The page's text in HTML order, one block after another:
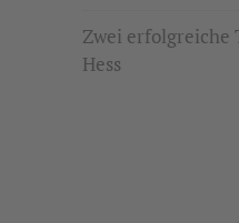
Zwei erfolgreiche
Hess